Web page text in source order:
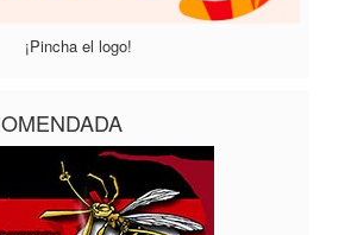
¡Pincha el logo!